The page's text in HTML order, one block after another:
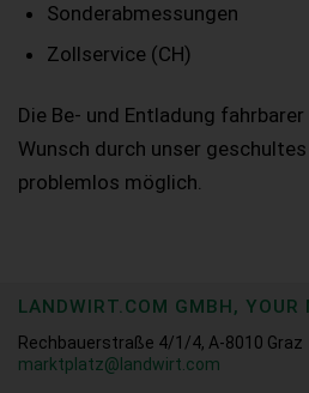
Sonderabmessungen
Zollservice (CH)
Die Be- und Entladung
Wunsch durch unser
problemlos möglich.
LANDWIRT.COM GMBH, YOUR
Rechbauerstraße 4/1/4, A-8010 Graz
marktplatz@landwirt.com